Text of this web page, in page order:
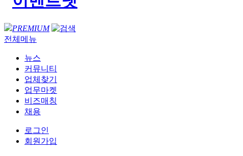
PREMIUM
전체메뉴
뉴스
커뮤니티
업체찾기
업무마켓
비즈매칭
채용
로그인
회원가입